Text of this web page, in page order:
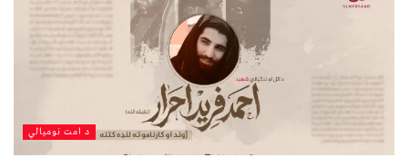
د امت نومیالي